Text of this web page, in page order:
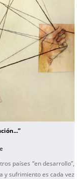
países “en desarrollo”,
y sufrimiento es cada vez